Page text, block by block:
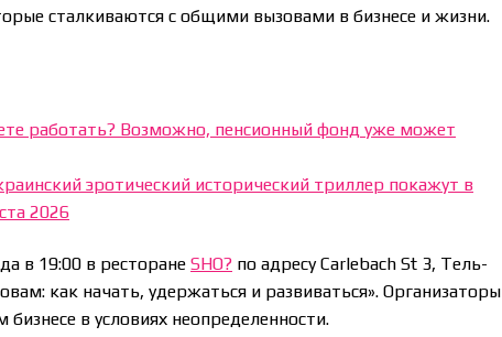
сталкиваются с общими вызовами в бизнесе и жизни.
работать? Возможно, пенсионный фонд уже может
эротический исторический триллер покажут в
2026
в 19:00 в ресторанеSHO? по адресу Carlebach St 3, Тель-
как начать, удержаться и развиваться». Организаторы
в условиях неопределенности.